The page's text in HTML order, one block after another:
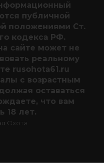
публичной
положениями Ст.
кодекса РФ.
сайте может не
реальному
rusohota61.ru
с возрастным
оставаться
что вам
18 лет.
Охота